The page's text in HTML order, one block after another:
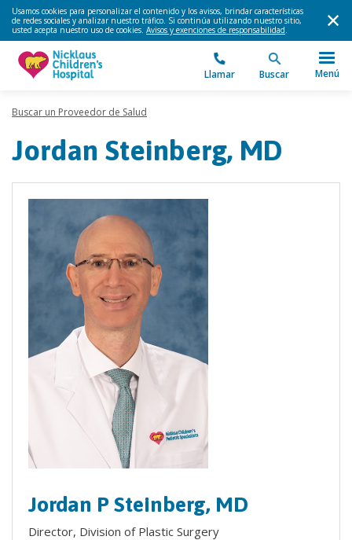
Usamos cookies para personalizar el contenido y los avisos, brindar características
de redes sociales y analizar nuestro tráfico. Si continúa utilizando nuestro sitio,
usted acepta nuestro uso de cookies. Avisos y exenciones de responsabilidad.
Llamar Buscar Menú
Buscar un Proveedor de Salud
Jordan Steinberg, MD
Jordan P Steinberg, MD
Director, Division of Plastic Surgery